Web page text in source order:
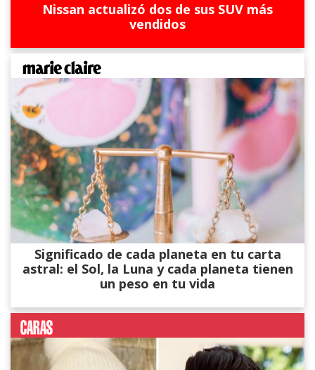
Nissan actualizó dos de sus SUV más
vendidos
Significado de cada planeta en tu carta
astral: el Sol, la Luna y cada planeta tienen
un peso en tu vida